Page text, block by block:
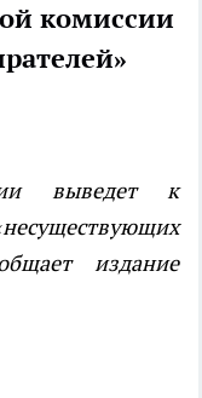
комиссии
выведет к
издание